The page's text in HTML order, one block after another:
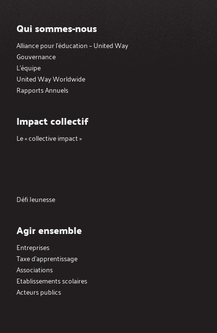
Qui sommes-nous
Alliance pour l’éducation – United Way
Gouvernance
L’équipe
United Way Worldwide
Rapports Annuels
Impact collectif
Le « collective impact »
Défi Jeunesse
Agir ensemble
Entreprises
Taxe d’apprentissage
Associations
Etablissements scolaires
Acteurs publics